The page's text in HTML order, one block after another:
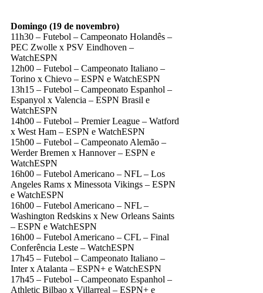
Domingo (19 de novembro)
11h30 – Futebol – Campeonato Holandês –
PEC Zwolle x PSV Eindhoven –
WatchESPN
12h00 – Futebol – Campeonato Italiano –
Torino x Chievo – ESPN e WatchESPN
13h15 – Futebol – Campeonato Espanhol –
Espanyol x Valencia – ESPN Brasil e
WatchESPN
14h00 – Futebol – Premier League – Watford
x West Ham – ESPN e WatchESPN
15h00 – Futebol – Campeonato Alemão –
Werder Bremen x Hannover – ESPN e
WatchESPN
16h00 – Futebol Americano – NFL – Los
Angeles Rams x Minessota Vikings – ESPN
e WatchESPN
16h00 – Futebol Americano – NFL –
Washington Redskins x New Orleans Saints
– ESPN e WatchESPN
16h00 – Futebol Americano – CFL – Final
Conferência Leste – WatchESPN
17h45 – Futebol – Campeonato Italiano –
Inter x Atalanta – ESPN+ e WatchESPN
17h45 – Futebol – Campeonato Espanhol –
Athletic Bilbao x Villarreal – ESPN+ e